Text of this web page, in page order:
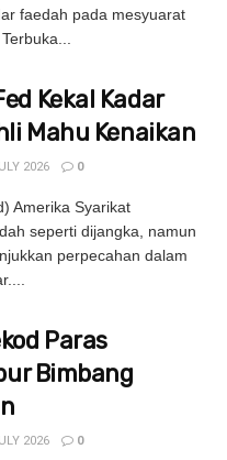
faedah pada mesyuarat
Kekal Kadar
Mahu Kenaikan
2026 0
Amerika Syarikat
seperti dijangka, namun
perpecahan dalam
Paras
Bimbang
2026 0